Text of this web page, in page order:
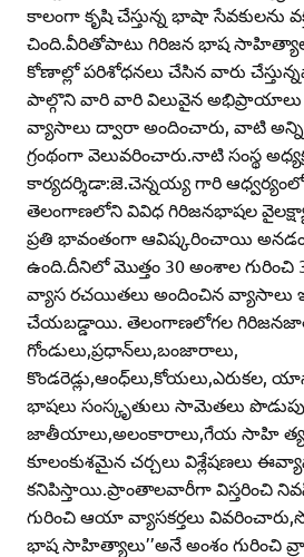
కాలంగా కృషి చేస్తున్న భాషా సేవకులను
చింది.వీరితోపాటు గిరిజన భాష సాహిత్యాల
కోణాల్లో పరిశోధనలు చేసిన వారు
పాల్గొని వారి వారి విలువైన అభిప్రాయాలు
వ్యాసాలు ద్వారా అందించారు, వాటి
గ్రంథంగా వెలువరించారు.నాటి సంస్థ
కార్యదర్శిడా:జె.చెన్నయ్య గారి ఆధ్వర్యంలో
తెలంగాణలోని వివిధ గిరిజనభాషల
ప్రతి భావంతంగా ఆవిష్కరించాయి
ఉంది.దీనిలో మొత్తం 30 అంశాల గురించి
వ్యాస రచయితలు అందించిన వ్యాసాలు
చేయబడ్డాయి. తెలంగాణలోగల
గోండులు,ప్రధాన్‌లు,బంజారాలు,
కొండరెడ్లు,ఆంధ్‌లు,కోయలు,ఎరుకల,
భాషలు సంస్కృతులు సామెతలు పొడుపు
జాతీయాలు,అలంకారాలు,గేయ సాహి
కూలంకుశమైన చర్చలు విశ్లేషణలు
కనిపిస్తాయి.ప్రాంతాలవారీగా విస్తరించి
గురించి ఆయా వ్యాసకర్తలు
భాష సాహిత్యాలు’’అనే అంశం గురించి